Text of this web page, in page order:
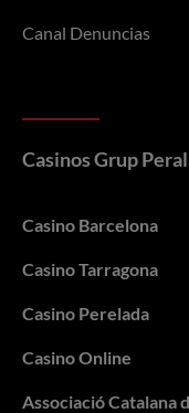
Canal Denuncias
Casinos Grup
Casino Barcelona
Casino Tarragona
Casino Perelada
Casino Online
Associació Catalana